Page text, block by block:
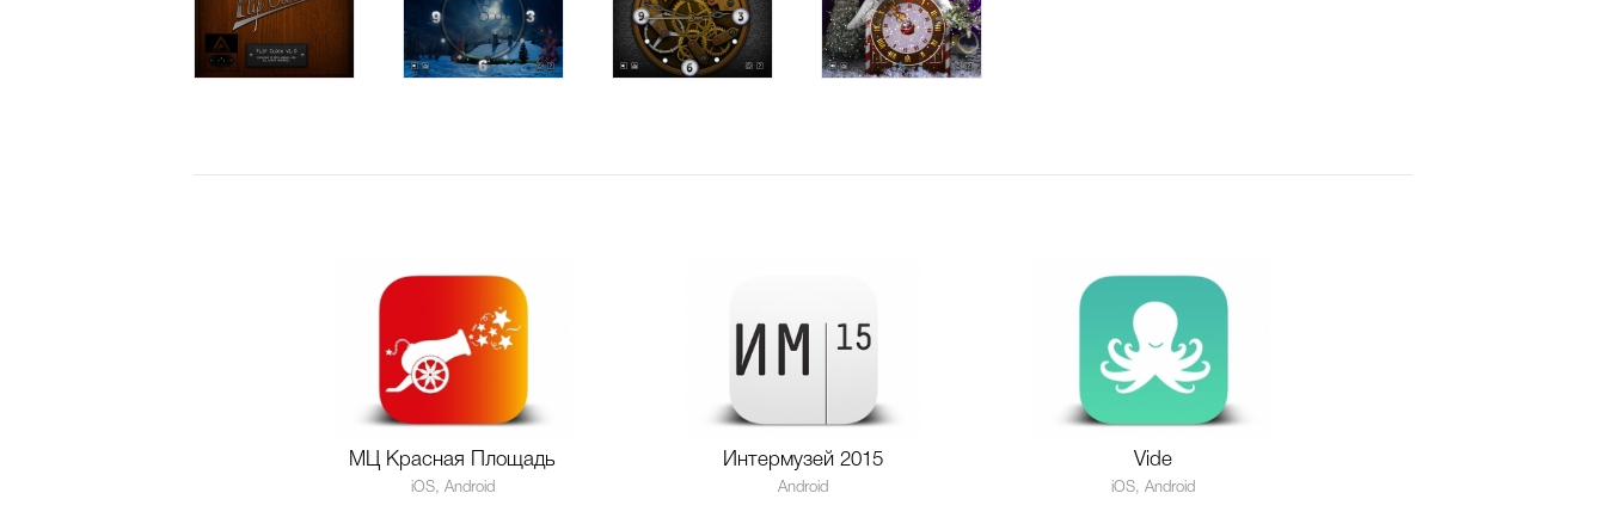
МЦ Красная Площадь
iOS, Android
Интермузей 2015
Android
Vide
iOS, Android